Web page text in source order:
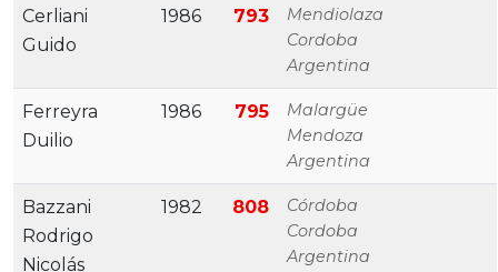
Cerliani
Guido
1986 793
Mendiolaza
Cordoba
Argentina
Ferreyra
Duilio
1986 795
Malargüe
Mendoza
Argentina
Bazzani
Rodrigo
Nicolás
1982 808
Córdoba
Cordoba
Argentina